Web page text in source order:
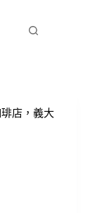
店，義大